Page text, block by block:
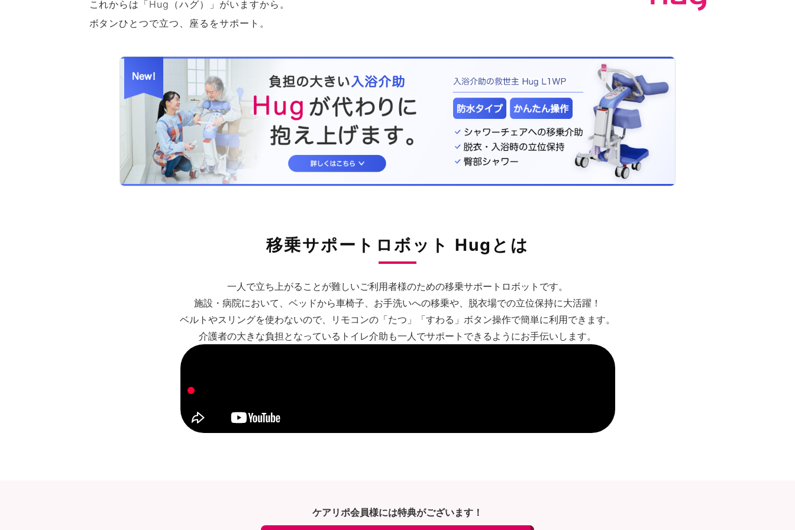
これからは「Hug（ハグ）」がいますから。
ボタンひとつで立つ、座るをサポート。
移乗サポートロボット Hugとは
一人で立ち上がることが難しいご利用者様のための移乗サポートロボットです。
施設・病院において、ベッドから車椅子、お手洗いへの移乗や、脱衣場での立位保持に大活躍！
ベルトやスリングを使わないので、リモコンの「たつ」「すわる」ボタン操作で簡単に利用できます。
介護者の大きな負担となっているトイレ介助も一人でサポートできるようにお手伝いします。
ケアリポ会員様には特典がございます！